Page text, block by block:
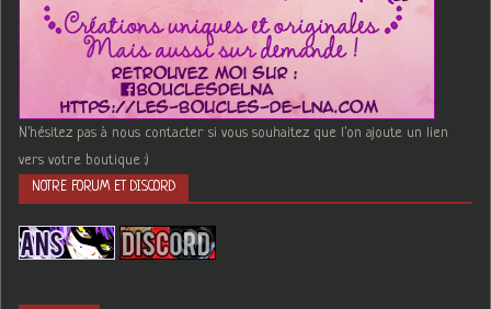
N'hésitez pas à nous contacter si vous souhaitez que l'on ajoute un lien
vers votre boutique :)
NOTRE FORUM ET DISCORD